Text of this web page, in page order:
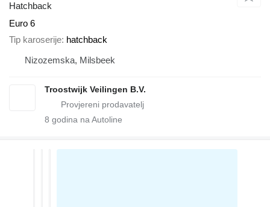
Hatchback
Euro 6
Tip karoserije hatchback
Nizozemska, Milsbeek
Troostwijk Veilingen B.V.
8 godina na Autoline